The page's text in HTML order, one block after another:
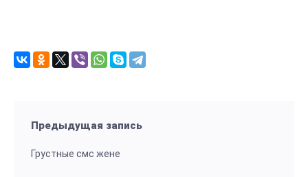
Предыдущая запись
Грустные смс жене